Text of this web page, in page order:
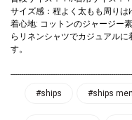
サイズ感：程よく太もも周りは
着心地: コットンのジャージー
らリネンシャツでカジュアル
す。
#ships
#ships